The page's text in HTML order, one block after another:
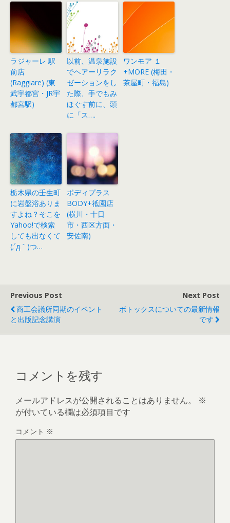
ラジャーレ 駅
前店
(Raggiare) (東
武宇都宮・JR宇
都宮駅)
以前、温泉施設
でヘアーリラク
ゼーションをし
た際、手でもみ
ほぐす前に、頭
に「ス….
ワンモア １
+MORE (梅田・
茶屋町・福島)
栃木県の壬生町
に岩盤浴ありま
すよね？そこを
Yahoo!で検索
しても出なくて
(;´д｀)つ…
ボディプラス
BODY+祗園店
(横川・十日
市・西区方面・
安佐南)
Previous Post
商工会議所同期のイベント
と出版記念講演
Next Post
ボトックスについての最新情報
です
コメントを残す
メールアドレスが公開されることはありません。
※
が付いている欄は必須項目です
コメント ※